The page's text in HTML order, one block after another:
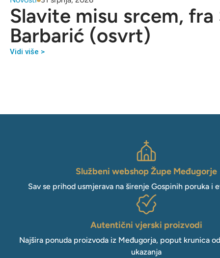
Slavite misu srcem, fra
Barbarić (osvrt)
Vidi više >
Službeni webshop Župe Međugorje
Sav se prihod usmjerava na širenje Gospinih poruka i
Autentični vjerski proizvodi
Najšira ponuda proizvoda iz Međugorja, poput krunica
ukazanja